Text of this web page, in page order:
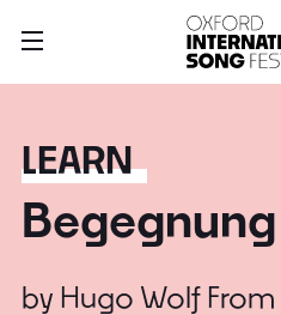
LEARN
Begegnung
by Hugo Wolf From